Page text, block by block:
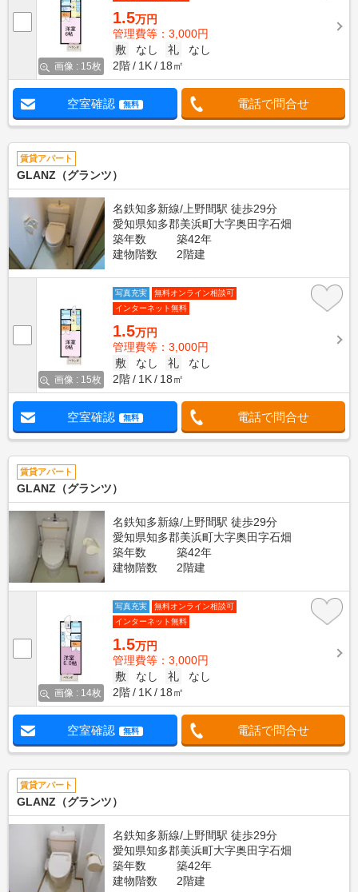
画像 : 15枚
1.5万円
管理費等：3,000円
敷
なし 礼
なし
2階
1K 18㎡
空室確認 無料 電話で問合せ
賃貸アパート
GLANZ（グランツ）
名鉄知多新線/上野間駅 徒歩29分
愛知県知多郡美浜町大字奥田字石畑
築年数
築42年
建物階数
2階建
画像 : 15枚
写真充実
無料オンライン相談可
インターネット無料
1.5万円
管理費等：3,000円
敷
なし 礼
なし
2階
1K 18㎡
空室確認 無料 電話で問合せ
賃貸アパート
GLANZ（グランツ）
名鉄知多新線/上野間駅 徒歩29分
愛知県知多郡美浜町大字奥田字石畑
築年数
築42年
建物階数
2階建
画像 : 14枚
写真充実
無料オンライン相談可
インターネット無料
1.5万円
管理費等：3,000円
敷
なし 礼
なし
2階
1K 18㎡
空室確認 無料 電話で問合せ
賃貸アパート
GLANZ（グランツ）
名鉄知多新線/上野間駅 徒歩29分
愛知県知多郡美浜町大字奥田字石畑
築年数
築42年
建物階数
2階建